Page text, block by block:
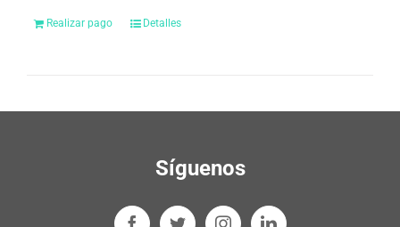
Realizar pago Detalles
Síguenos